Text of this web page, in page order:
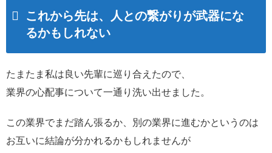
これから先は、人との繋がりが武器にな
るかもしれない
たまたま私は良い先輩に巡り合えたので、
業界の心配事について一通り洗い出せました。
この業界でまだ踏ん張るか、別の業界に進むかというのは
お互いに結論が分かれるかもしれませんが